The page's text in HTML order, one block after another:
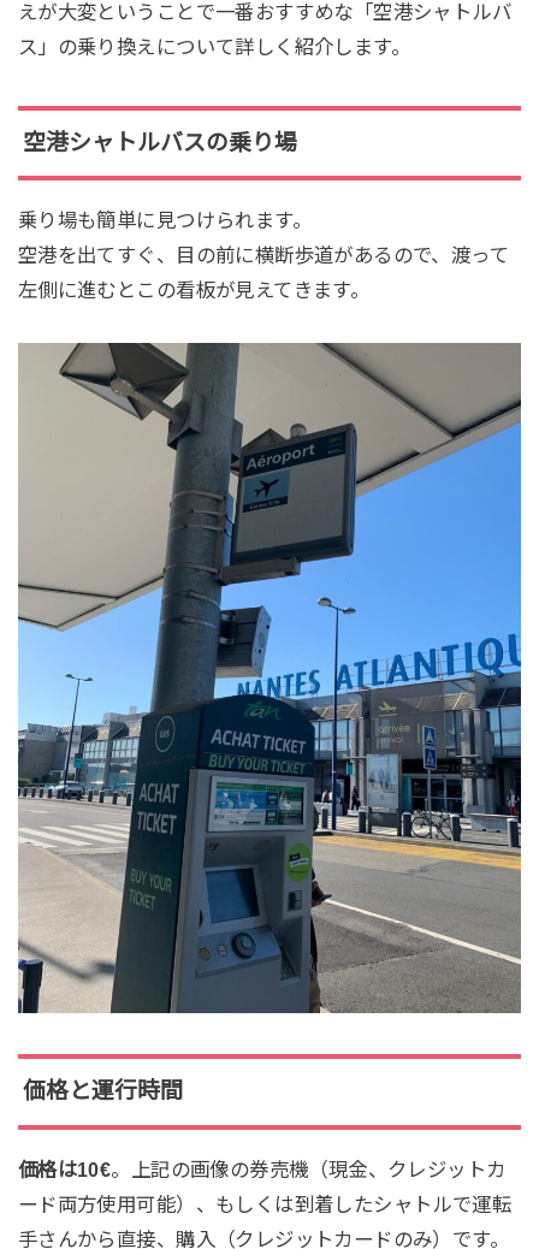
えが大変ということで一番おすすめな「空港シャトルバ
ス」の乗り換えについて詳しく紹介します。
空港シャトルバスの乗り場
乗り場も簡単に見つけられます。
空港を出てすぐ、目の前に横断歩道があるので、渡って
左側に進むとこの看板が見えてきます。
価格と運行時間
価格は10€。上記の画像の券売機（現金、クレジットカ
ード両方使用可能）、もしくは到着したシャトルで運転
手さんから直接、購入（クレジットカードのみ）です。